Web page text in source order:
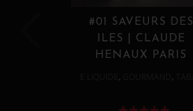
#01 SAVEURS DES
ILES | CLAUDE
HENAUX PARIS
, ,